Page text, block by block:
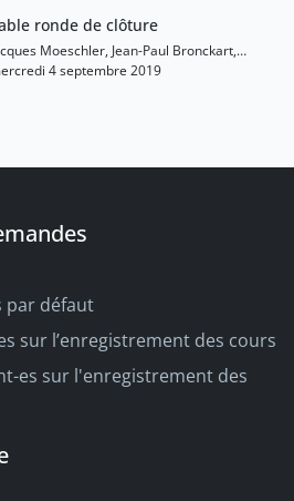
ronde de clôture
Moeschler, Jean-Paul Bronckart,
Filliettaz, Luigi Rizzi, Eric Wehrli
4 septembre 2019
par défaut
sur l’enregistrement des cours
es sur l'enregistrement des